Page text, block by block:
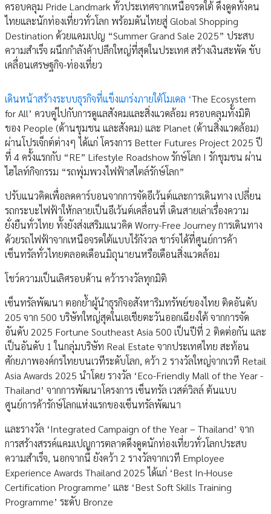
ครอบคลุม Pride Landmark ทั่วประเทศจากเหนือจรดใต้ ดึงดูดทั้งคน
ไทยและนักท่องเที่ยวทั่วโลก พร้อมดันไทยสู่ Global Shopping
Destination ด้วยแคมเปญ “Summer Grand Sale 2025” ประสบ
ความสำเร็จ ผนึกกำลังค้าปลีกใหญ่ที่สุดในประเทศ สร้างเงินสะพัด ขับ
เคลื่อนเศรษฐกิจ-ท่องเที่ยว
เดินหน้าสร้างระบบธุรกิจที่แข็งแกร่งภายใต้โมเดล ‘The Ecosystem
for All’ ควบคู่ไปกับการดูแลสังคมและสิ่งแวดล้อม ครอบคลุมทั้งมิติ
ของ People (ด้านชุมชน และสังคม) และ Planet (ด้านสิ่งแวดล้อม)
ผ่านโปรเจ็กต์ต่างๆ ได้แก่ โครงการ Better Futures Project 2025 ปี
ที่ 4 ครั้งแรกกับ “RE” Lifestyle Roadshow รักษ์โลก I รักชุมชน ผ่าน
ไฮไลท์กิจกรรม “รถพุ่มพวงไฟฟ้าสไตล์รักษ์โลก”
ปรับแนวคิดเพื่อลดคาร์บอนจากการจัดอีเว้นต์และการเดินทาง เปลี่ยน
รถกระบะไฟฟ้าให้กลายเป็นอีเว้นต์เคลื่อนที่ เดินสายเล่าเรื่องความ
ยั่งยืนทั่วไทย ทั้งยังส่งเสริมแนวคิด Worry-Free Journey การเดินทาง
ด้วยรถไฟฟ้าจากเหนือจรดใต้แบบไร้กังวล ชาร์จได้ที่ศูนย์การค้า
เซ็นทรัลทั่วไทยตลอดเดือนมิถุนายนหรือเดือนสิ่งแวดล้อม
โชว์ความเป็นเลิศรอบด้าน คว้ารางวัลทุกมิติ
เซ็นทรัลพัฒนา ตอกย้ำผู้นำธุรกิจอสังหาริมทรัพย์ของไทย ติดอันดับ
205 จาก 500 บริษัทใหญ่สุดในเอเชียตะวันออกเฉียงใต้ จากการจัด
อันดับ 2025 Fortune Southeast Asia 500 เป็นปีที่ 2 ติดต่อกัน และ
เป็นอันดับ 1 ในกลุ่มบริษัท Real Estate จากประเทศไทย สะท้อน
ศักยภาพองค์กรไทยบนเวทีระดับโลก, คว้า 2 รางวัลใหญ่จากเวที Retail
Asia Awards 2025 นำโดย รางวัล ‘Eco-Friendly Mall of the Year -
Thailand’ จากการพัฒนาโครงการ เซ็นทรัล เวสต์วิลล์ ต้นแบบ
ศูนย์การค้ารักษ์โลกแห่งแรกของเซ็นทรัลพัฒนา
และรางวัล ‘Integrated Campaign of the Year – Thailand’ จาก
การสร้างสรรค์แคมเปญการตลาดดึงดูดนักท่องเที่ยวทั่วโลกประสบ
ความสำเร็จ, นอกจากนี้ ยังคว้า 2 รางวัลจากเวที Employee
Experience Awards Thailand 2025 ได้แก่ ‘Best In-House
Certification Programme’ และ ‘Best Soft Skills Training
Programme’ ระดับ Bronze